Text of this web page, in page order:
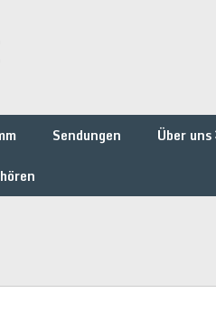
Sendungen Über uns